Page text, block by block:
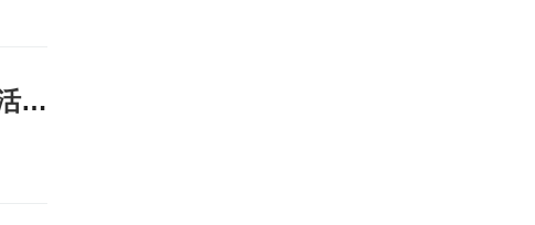
长寿区“中华魂”（毛泽东崇高精神风范）主题教育读书活动演讲比赛圆满落幕